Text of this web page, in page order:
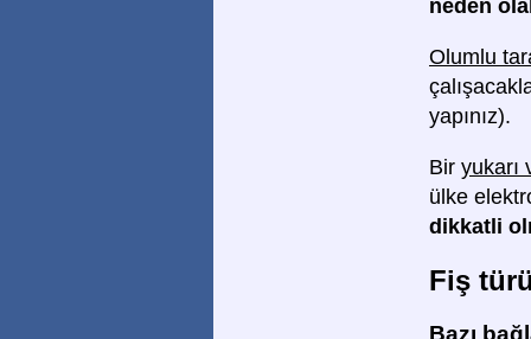
neden
Olumlu
yapınız).
Bir yukarı
ülke
dikkatli
Fiş
Bazı